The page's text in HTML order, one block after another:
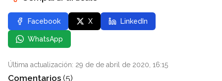
Facebook X LinkedIn
WhatsApp
Última actualización: 29 de de abril de 2020, 16:15
Comentarios (5)